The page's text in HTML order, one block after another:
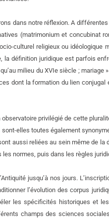
dans notre réflexion. A
(matrimonium et concubinat
culturel religieux ou idéologique
définition juridique est parfois
milieu du XVIe siècle ; mariage
dont la formation du lien conjugal
privilégié de cette
elles toutes également
aussi reliées au sein même de la
normes, puis dans les règles
jusqu’à nos jours.
l’évolution des corpus
les spécificités historiques et
champs des sciences